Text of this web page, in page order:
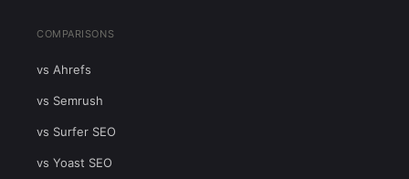
COMPARISONS
vs Ahrefs
vs Semrush
vs Surfer SEO
vs Yoast SEO